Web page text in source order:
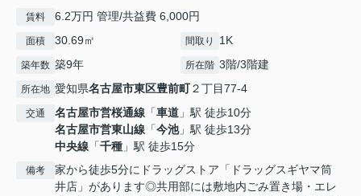
賃料 6.2万円 管理/共益費 6,000円
面積 30.69㎡ 間取り 1K
築年数 築9年 所在階 3階/3階建
所在地 愛知県名古屋市東区豊前町２丁目77-4
交通 名古屋市営桜通線 「車道 」駅 徒歩10分
名古屋市営東山線 「今池」駅 徒歩13分
中央線 「千種 」駅 徒歩15分
備考
家から徒歩5分にドラッグストア「ドラッグスギヤマ筒
井店」があります◎共用部には敷地内ごみ置き場・エレ